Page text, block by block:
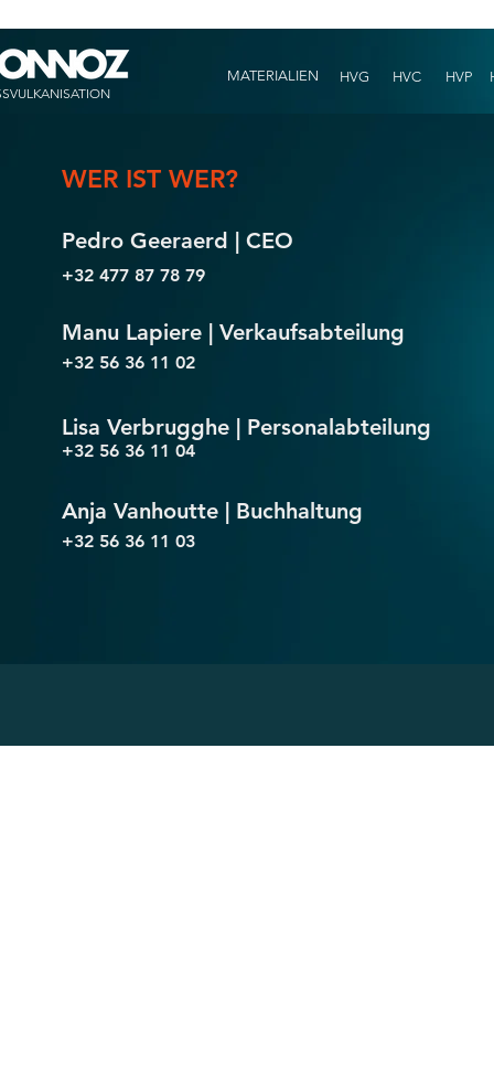
HOT VULCANIZATION
MATERIALIEN HVG HVC HVP
WER IST WER?
Pedro Geeraerd | CEO
+32 477 87 78 79
Manu Lapiere | Verkaufsabteilung
+32 56 36 11 02
Lisa Verbrugghe | Personalabteilung
+32 56 36 11 04
Anja Vanhoutte | Buchhaltung
+32 56 36 11 03